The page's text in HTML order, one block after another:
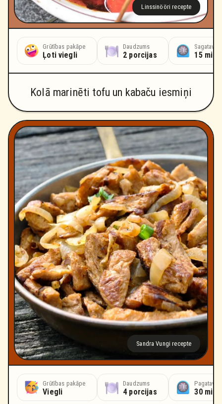
Linssinööri recepte
Grūtības pakāpe
Ļoti viegli
Daudzums
2 porcijas 15
Kolā marinēti tofu un kabaču iesmiņi
Sandra Vungi recepte
Grūtības pakāpe
Viegli
Daudzums
4 porcijas 30